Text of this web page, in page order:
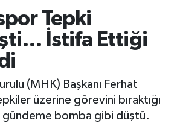
Tepki
İstifa Ettiği
(MHK) Başkanı Ferhat
üzerine görevini bıraktığı
bomba gibi düştü.
Durumu ve Fikstür